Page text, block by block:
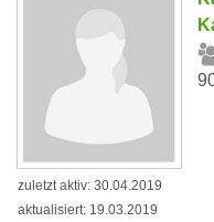
zuletzt aktiv: 30.04.2019
aktualisiert: 19.03.2019